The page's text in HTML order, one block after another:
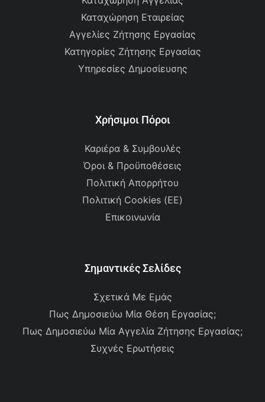
Καταχώρηση Εταιρείας
Αγγελίες Ζήτησης Εργασίας
Κατηγορίες Ζήτησης Εργασίας
Υπηρεσίες Δημοσίευσης
Χρήσιμοι Πόροι
Καριέρα & Συμβουλές
Όροι & Προϋποθέσεις
Πολιτική Απορρήτου
Πολιτική Cookies (ΕΕ)
Επικοινωνία
Σημαντικές Σελίδες
Σχετικά Με Εμάς
Πως Δημοσιεύω Μία Θέση Εργασίας;
Πως Δημοσιεύω Μία Αγγελία Ζήτησης Εργασίας;
Συχνές Ερωτήσεις